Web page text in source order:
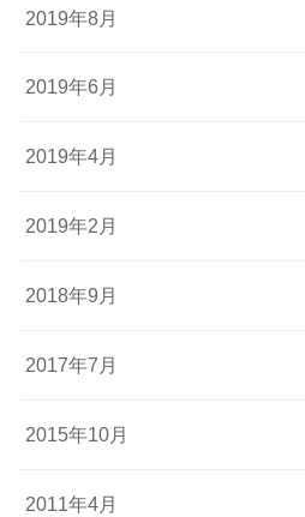
2019年8月
2019年6月
2019年4月
2019年2月
2018年9月
2017年7月
2015年10月
2011年4月